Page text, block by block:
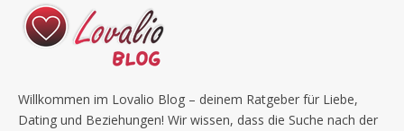
Willkommen im Lovalio Blog – deinem Ratgeber für Liebe,
Dating und Beziehungen! Wir wissen, dass die Suche nach der